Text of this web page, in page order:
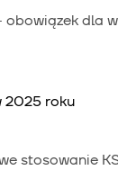
obowiązek dla
2025 roku
stosowanie